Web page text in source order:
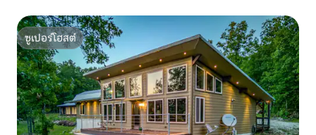
ซูเปอร์โฮสต์
ซูเปอร์โฮสต์